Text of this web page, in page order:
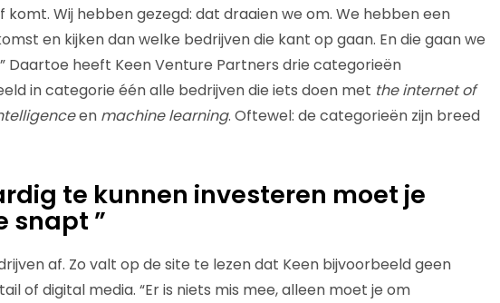
Wij hebben gezegd: dat draaien we om. We hebben een
en kijken dan welke bedrijven die kant op gaan. En die gaan we
Daartoe heeft Keen Venture Partners drie categorieën
in categorie één alle bedrijven die iets doen met the internet of
en machine learning. Oftewel: de categorieën zijn breed
te kunnen investeren moet je
snapt ”
af. Zo valt op de site te lezen dat Keen bijvoorbeeld geen
of digital media. “Er is niets mis mee, alleen moet je om